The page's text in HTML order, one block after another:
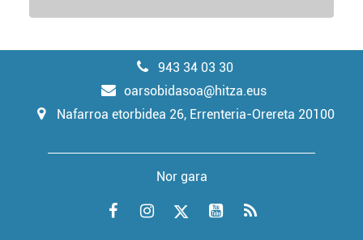
943 34 03 30
oarsobidasoa@hitza.eus
Nafarroa etorbidea 26, Errenteria-Orereta 20100
Nor gara